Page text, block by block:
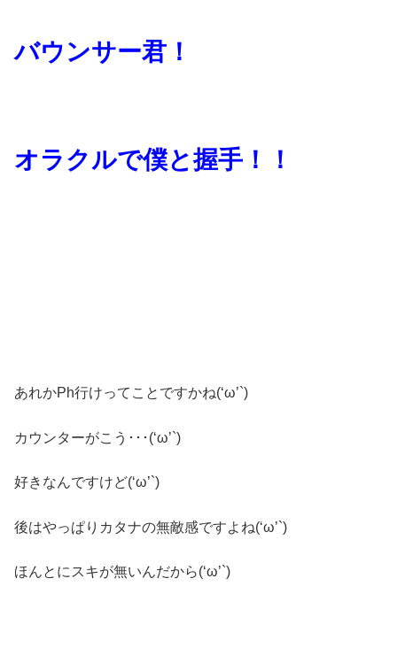
バウンサー君！
オラクルで僕と握手！！
あれかPh行けってことですかね(‘ω’`)
カウンターがこう･･･(‘ω’`)
好きなんですけど(‘ω’`)
後はやっぱりカタナの無敵感ですよね(‘ω’`)
ほんとにスキが無いんだから(‘ω’`)